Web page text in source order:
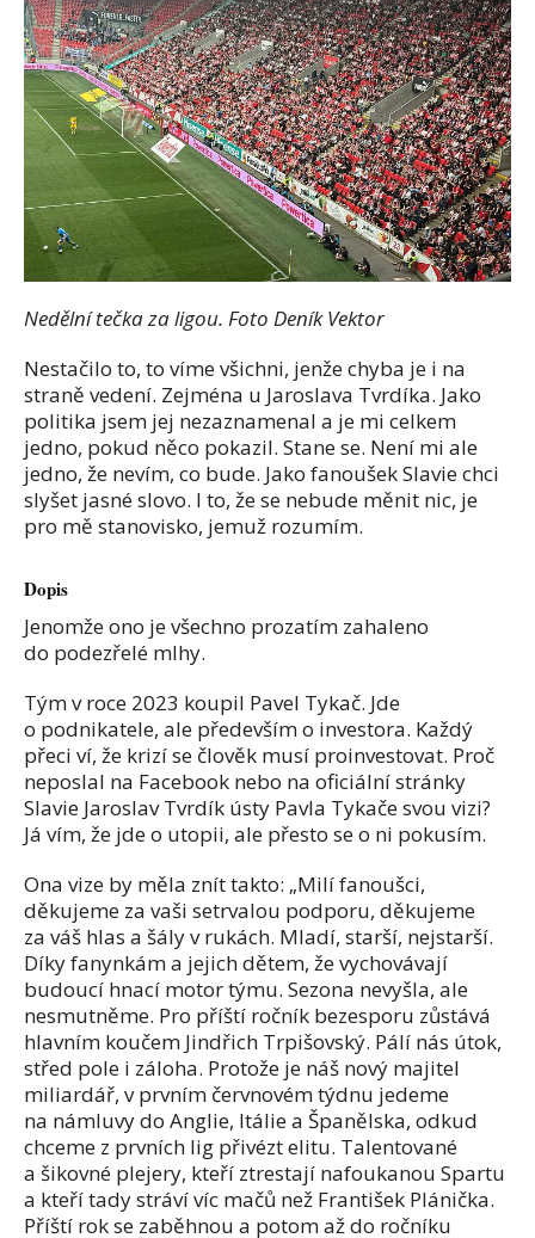
Nedělní tečka za ligou. Foto Deník Vektor
Nestačilo to, to víme všichni, jenže chyba je i na
straně vedení. Zejména u Jaroslava Tvrdíka. Jako
politika jsem jej nezaznamenal a je mi celkem
jedno, pokud něco pokazil. Stane se. Není mi ale
jedno, že nevím, co bude. Jako fanoušek Slavie chci
slyšet jasné slovo. I to, že se nebude měnit nic, je
pro mě stanovisko, jemuž rozumím.
Dopis
Jenomže ono je všechno prozatím zahaleno
do podezřelé mlhy.
Tým v roce 2023 koupil Pavel Tykač. Jde
o podnikatele, ale především o investora. Každý
přeci ví, že krizí se člověk musí proinvestovat. Proč
neposlal na Facebook nebo na oficiální stránky
Slavie Jaroslav Tvrdík ústy Pavla Tykače svou vizi?
Já vím, že jde o utopii, ale přesto se o ni pokusím.
Ona vize by měla znít takto: „Milí fanoušci,
děkujeme za vaši setrvalou podporu, děkujeme
za váš hlas a šály v rukách. Mladí, starší, nejstarší.
Díky fanynkám a jejich dětem, že vychovávají
budoucí hnací motor týmu. Sezona nevyšla, ale
nesmutněme. Pro příští ročník bezesporu zůstává
hlavním koučem Jindřich Trpišovský. Pálí nás útok,
střed pole i záloha. Protože je náš nový majitel
miliardář, v prvním červnovém týdnu jedeme
na námluvy do Anglie, Itálie a Španělska, odkud
chceme z prvních lig přivézt elitu. Talentované
a šikovné plejery, kteří ztrestají nafoukanou Spartu
a kteří tady stráví víc mačů než František Plánička.
Příští rok se zaběhnou a potom až do ročníku